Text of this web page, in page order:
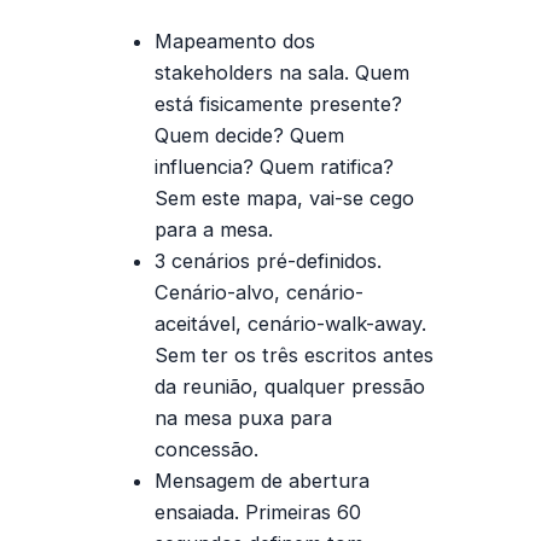
Mapeamento dos
stakeholders na sala. Quem
está fisicamente presente?
Quem decide? Quem
influencia? Quem ratifica?
Sem este mapa, vai-se cego
para a mesa.
3 cenários pré-definidos.
Cenário-alvo, cenário-
aceitável, cenário-walk-away.
Sem ter os três escritos antes
da reunião, qualquer pressão
na mesa puxa para
concessão.
Mensagem de abertura
ensaiada. Primeiras 60